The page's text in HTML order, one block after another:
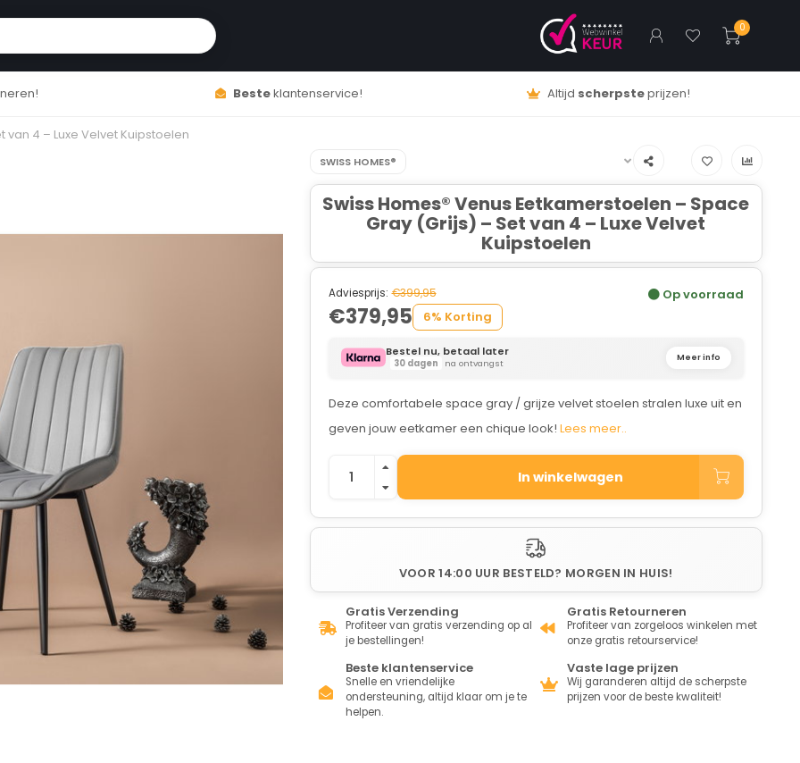
0
Besteklantenservice! Altijdscherpsteprijzen!
4 – Luxe Velvet Kuipstoelen
SWISS HOMES®
Swiss Homes® Venus Eetkamerstoelen – Space
Gray (Grijs) – Set van 4 – Luxe Velvet
Kuipstoelen
Adviesprijs: €399,95
€379,95 6% Korting
Op voorraad
Bestel nu, betaal later
30 dagen na ontvangst Meer info
Deze comfortabele space gray / grijze velvet stoelen stralen luxe uit en
geven jouw eetkamer een chique look! Lees meer..
In winkelwagen
VOOR 14:00 UUR BESTELD? MORGEN IN HUIS!
Gratis Verzending
Profiteer van gratis verzending op al
je bestellingen!
Gratis Retourneren
Profiteer van zorgeloos winkelen met
onze gratis retourservice!
Beste klantenservice
Snelle en vriendelijke
ondersteuning, altijd klaar om je te
helpen.
Vaste lage prijzen
Wij garanderen altijd de scherpste
prijzen voor de beste kwaliteit!